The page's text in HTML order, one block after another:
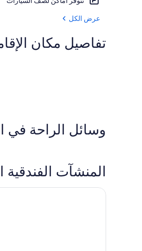
عرض الكل
تفاصيل مكان
وسائل الراحة في
المنشآت الفندقية
ماريتيم هوتل بيلفيو كيل